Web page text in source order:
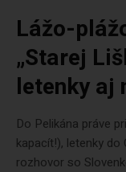
Lážo-
„Starej
letenky aj
Do Pelikána práve
kapacít!), letenky
rozhovor so